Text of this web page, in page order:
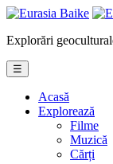
Explorări
☰
Acasă
Explorează
Filme
Muzică
Cărți